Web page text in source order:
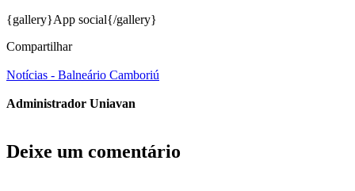
{gallery}App social{/gallery}
Compartilhar
Notícias - Balneário Camboriú
Administrador Uniavan
Deixe um comentário